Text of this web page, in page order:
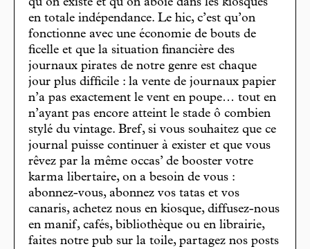
qu’on existe et qu’on aboie dans les kiosques
en totale indépendance. Le hic, c’est qu’on
fonctionne avec une économie de bouts de
ficelle et que la situation financière des
journaux pirates de notre genre est chaque
jour plus difficile : la vente de journaux papier
n’a pas exactement le vent en poupe… tout en
n’ayant pas encore atteint le stade ô combien
stylé du vintage. Bref, si vous souhaitez que ce
journal puisse continuer à exister et que vous
rêvez par la même occas’ de booster votre
karma libertaire, on a besoin de vous :
abonnez-vous, abonnez vos tatas et vos
canaris, achetez nous en kiosque, diffusez-nous
en manif, cafés, bibliothèque ou en librairie,
faites notre pub sur la toile, partagez nos posts